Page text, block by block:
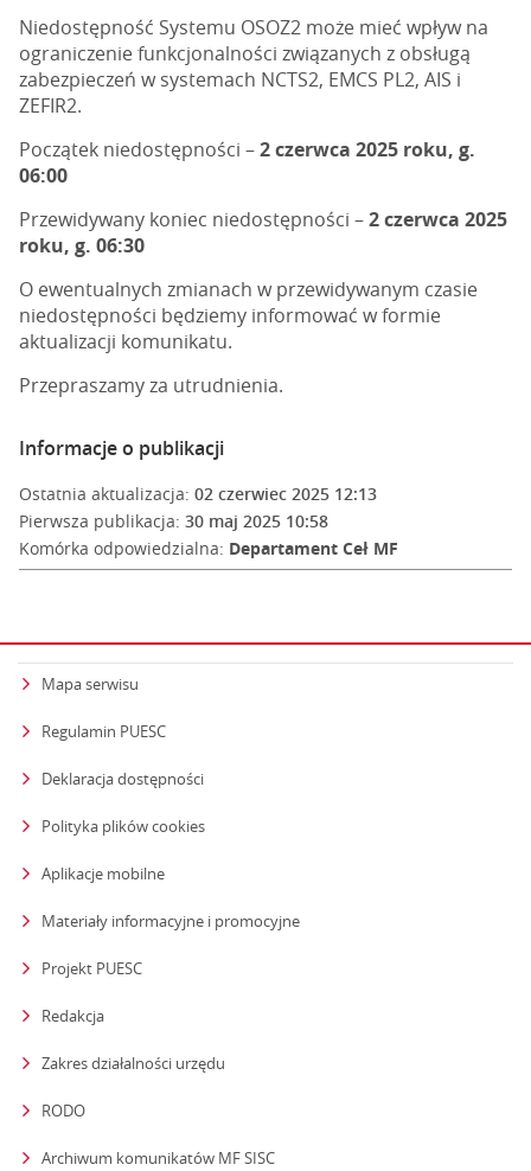
Niedostępność Systemu OSOZ2 może mieć wpływ na
ograniczenie funkcjonalności związanych z obsługą
zabezpieczeń w systemach NCTS2, EMCS PL2, AIS i
ZEFIR2.
Początek niedostępności –2 czerwca 2025 roku, g.
06:00
Przewidywany koniec niedostępności –2 czerwca 2025
roku, g. 06:30
O ewentualnych zmianach w przewidywanym czasie
niedostępności będziemy informować w formie
aktualizacji komunikatu.
Przepraszamy za utrudnienia.
Informacje o publikacji
Ostatnia aktualizacja: 02 czerwiec 2025 12:13
Pierwsza publikacja: 30 maj 2025 10:58
Komórka odpowiedzialna: Departament Ceł MF
Mapa serwisu
Regulamin PUESC
Deklaracja dostępności
Polityka plików cookies
Aplikacje mobilne
Materiały informacyjne i promocyjne
Projekt PUESC
Redakcja
Zakres działalności urzędu
RODO
Archiwum komunikatów MF SISC